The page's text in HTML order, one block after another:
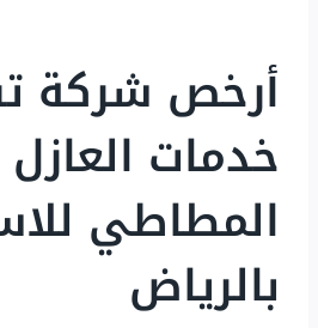
أرخص شركة
خدمات العازل
المطاطي
بالرياض